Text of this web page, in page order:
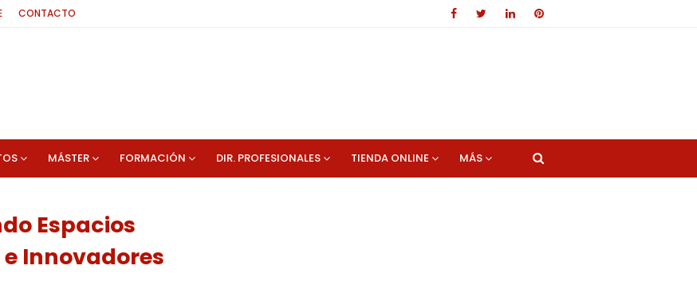
CONTACTO
MÁSTER FORMACIÓN DIR. PROFESIONALES TIENDA ONLINE MÁS
Espacios
Innovadores